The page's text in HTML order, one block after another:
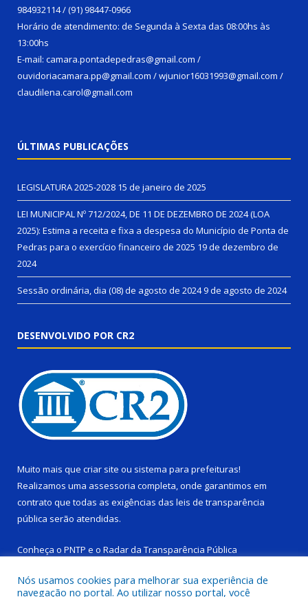
984932114 / (91) 98447-0966
Horário de atendimento: de Segunda à Sexta das 08:00hs às
13:00hs
E-mail: camara.pontadepedras@gmail.com /
ouvidoriacamara.pp@gmail.com / wjunior16031993@gmail.com /
claudilena.carol@gmail.com
ÚLTIMAS PUBLICAÇÕES
LEGISLATURA 2025-2028 15 de janeiro de 2025
LEI MUNICIPAL Nº 712/2024, DE 11 DE DEZEMBRO DE 2024 (LOA
2025): Estima a receita e fixa a despesa do Município de Ponta de
Pedras para o exercício financeiro de 2025 19 de dezembro de
2024
Sessão ordinária, dia (08) de agosto de 20249 de agosto de 2024
DESENVOLVIDO POR CR2
Muito mais que criar site ou sistema para prefeituras!
Realizamos uma assessoria completa, onde garantimos em
contrato que todas as exigências das leis de transparência
pública serão atendidas.
Conheça o PNTP e o Radar da Transparência Pública
Nós usamos cookies para melhorar sua experiência de
navegação no portal. Ao utilizar nosso portal, você